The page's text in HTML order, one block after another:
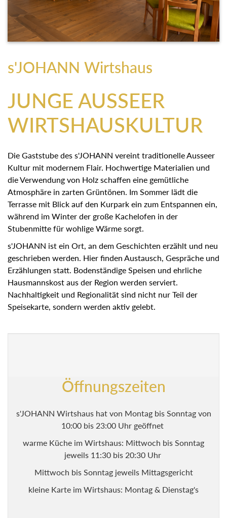
s'JOHANN Wirtshaus
JUNGE AUSSEER
WIRTSHAUSKULTUR
Die Gaststube des s'JOHANN vereint traditionelle Ausseer
Kultur mit modernem Flair. Hochwertige Materialien und die
Verwendung von Holz schaffen eine gemütliche Atmosphäre
in zarten Grüntönen. Im Sommer lädt die Terrasse mit Blick
auf den Kurpark ein zum Entspannen ein, während im Winter
der große Kachelofen in der Stubenmitte für wohlige Wärme
sorgt.
s'JOHANN ist ein Ort, an dem Geschichten erzählt und neu
geschrieben werden. Hier finden Austausch, Gespräche und
Erzählungen statt. Bodenständige Speisen und ehrliche
Hausmannskost aus der Region werden serviert.
Nachhaltigkeit und Regionalität sind nicht nur Teil der
Speisekarte, sondern werden aktiv gelebt.
Öffnungszeiten
s'JOHANN Wirtshaus hat von Montag bis Sonntag von
10:00 bis 23:00 Uhr geöffnet
warme Küche im Wirtshaus: Mittwoch bis Sonntag
jeweils 11:30 bis 20:30 Uhr
Mittwoch bis Sonntag jeweils Mittagsgericht
kleine Karte im Wirtshaus: Montag & Dienstag's